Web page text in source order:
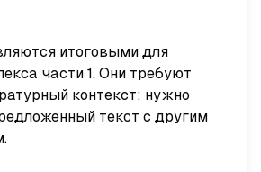
итоговыми для
части 1. Они требуют
контекст: нужно
текст с другим